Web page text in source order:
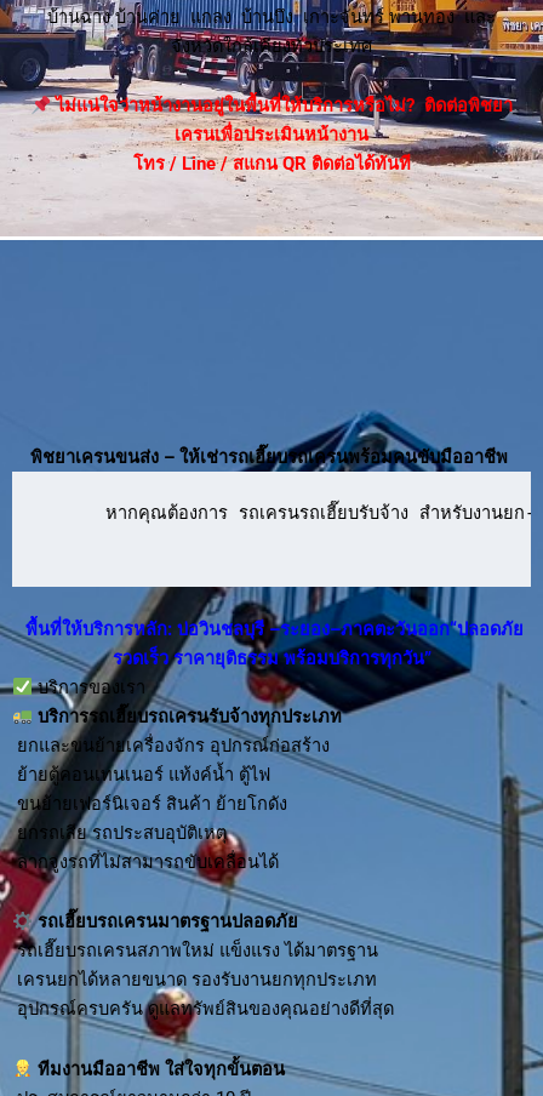
บ้านฉาง บ้านค่าย แกลง บ้านบึง เกาะจันทร์ พานทอง และ
จังหวัดใกล้เคียงทั่วประเทศ
ไม่แน่ใจว่าหน้างานอยู่ในพื้นที่ให้บริการหรือไม่? ติดต่อพิชยา
เครนเพื่อประเมินหน้างาน
โทร / Line / สแกน QR ติดต่อได้ทันที
พิชยาเครนขนส่ง – ให้เช่ารถเฮี๊ยบรถเครนพร้อมคนขับมืออาชีพ
หากคุณต้องการ รถเครนรถเฮี๊ยบรับจ้าง สำหรับงานยก
พื้นที่ให้บริการหลัก: บ่อวินชลบุรี –ระยอง–ภาคตะวันออก“ปลอดภัย
รวดเร็ว ราคายุติธรรม พร้อมบริการทุกวัน”
บริการของเรา
บริการรถเฮี๊ยบรถเครนรับจ้างทุกประเภท
ยกและขนย้ายเครื่องจักร อุปกรณ์ก่อสร้าง
ย้ายตู้คอนเทนเนอร์ แท้งค์น้ำ ตู้ไฟ
ขนย้ายเฟอร์นิเจอร์ สินค้า ย้ายโกดัง
ยกรถเสีย รถประสบอุบัติเหตุ
ลากจูงรถที่ไม่สามารถขับเคลื่อนได้
รถเฮี๊ยบรถเครนมาตรฐานปลอดภัย
รถเฮี๊ยบรถเครนสภาพใหม่ แข็งแรง ได้มาตรฐาน
เครนยกได้หลายขนาด รองรับงานยกทุกประเภท
อุปกรณ์ครบครัน ดูแลทรัพย์สินของคุณอย่างดีที่สุด
ทีมงานมืออาชีพ ใส่ใจทุกขั้นตอน